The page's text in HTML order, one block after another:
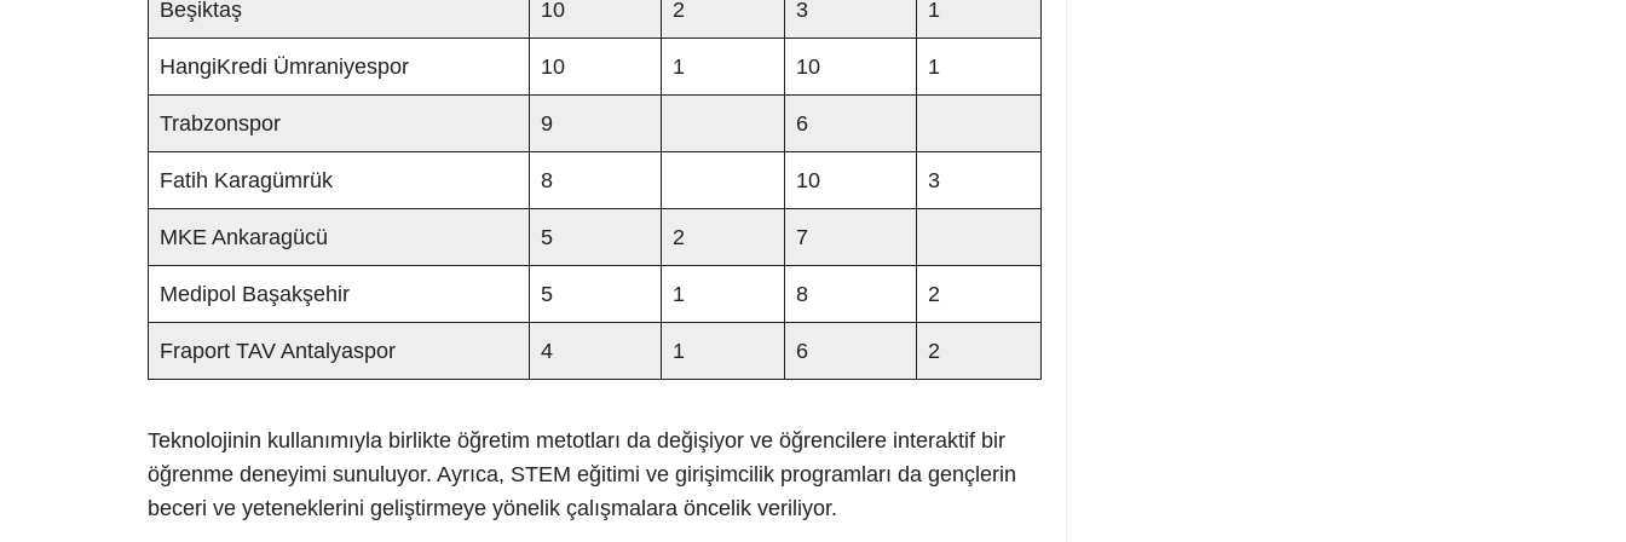
Beşiktaş 10 2 3 1
HangiKredi Ümraniyespor 10 1 10 1
Trabzonspor 9 6
Fatih Karagümrük 8 10 3
MKE Ankaragücü 5 2 7
Medipol Başakşehir 5 1 8 2
Fraport TAV Antalyaspor 4 1 6 2
Teknolojinin kullanımıyla birlikte öğretim metotları da değişiyor ve öğrencilere interaktif bir
öğrenme deneyimi sunuluyor. Ayrıca, STEM eğitimi ve girişimcilik programları da gençlerin
beceri ve yeteneklerini geliştirmeye yönelik çalışmalara öncelik veriliyor.